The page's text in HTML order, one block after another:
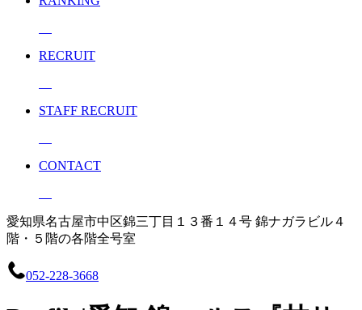
RECRUIT
STAFF RECRUIT
CONTACT
愛知県名古屋市中区錦三丁目１３番１４号 錦ナガラビル４
階・５階の各階全号室
052-228-3668